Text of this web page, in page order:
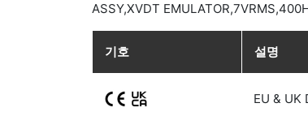
ASSY,XVDT
기호 설명
EU &